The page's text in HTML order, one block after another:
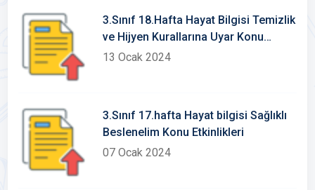
3.Sınıf 18.Hafta Hayat Bilgisi Temizlik
ve Hijyen Kurallarına Uyar Konu
Etkinlikleri
13 Ocak 2024
3.Sınıf 17.hafta Hayat bilgisi Sağlıklı
Beslenelim Konu Etkinlikleri
07 Ocak 2024